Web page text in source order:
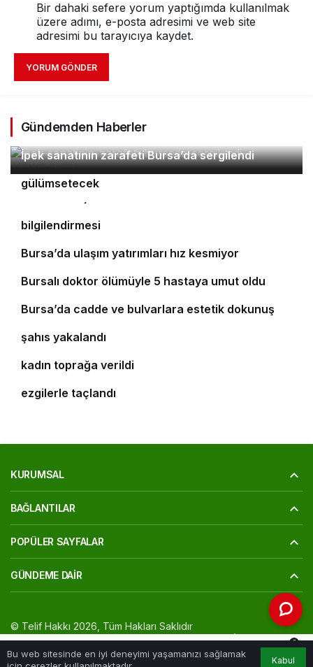
Bir dahaki sefere yorum yaptığımda kullanılmak
üzere adımı, e-posta adresimi ve web site
adresimi bu tarayıcıya kaydet.
YORUM GÖNDER
Gündemden Haberler
İpek sanatının zarafeti Bursa’da sergilendi
Orhaneli’nin turizm potansiyeli Bursa’yı
gülümsetecek
3
4
Bursa’da öğrencilere polislik tanıtımı ve güvenlik
bilgilendirmesi
5
Bursa’da ulaşım yatırımları hız kesmiyor
6
Bursalı doktor ölümüyle 5 hastaya umut oldu
7
Bursa’da cadde ve bulvarlara estetik dokunuş
Bursa’da 25 yıl kesinleşmiş hapis cezası bulunan
şahıs yakalandı
Bursa’daki silahlı saldırıda ölen güzellik uzmanı
kadın toprağa verildi
‘Osmangazi Ramazan Sokağı’ huzur veren
ezgilerle taçlandı
Bu web sitesinde en iyi deneyimi yaşamanızı sağlamak
Kabul
KURUMSAL
BAĞLANTILAR
POPÜLER SAYFALAR
GÜNDEME DAIR
© Telif Hakkı 2026, Tüm Hakları Saklıdır
Yazarlarımız Künye Hesabım Gizlilik politikası İletişim
Akış Bildirimler
0